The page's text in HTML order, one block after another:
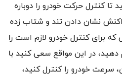
کنترل حرکت خودرو را دوباره
نشان دادن تند و شتاب زده
که برای کنترل خودرو لازم است را
دهید، در این مواقع سعی کنید با
سرعت خودرو را کنترل کنید،